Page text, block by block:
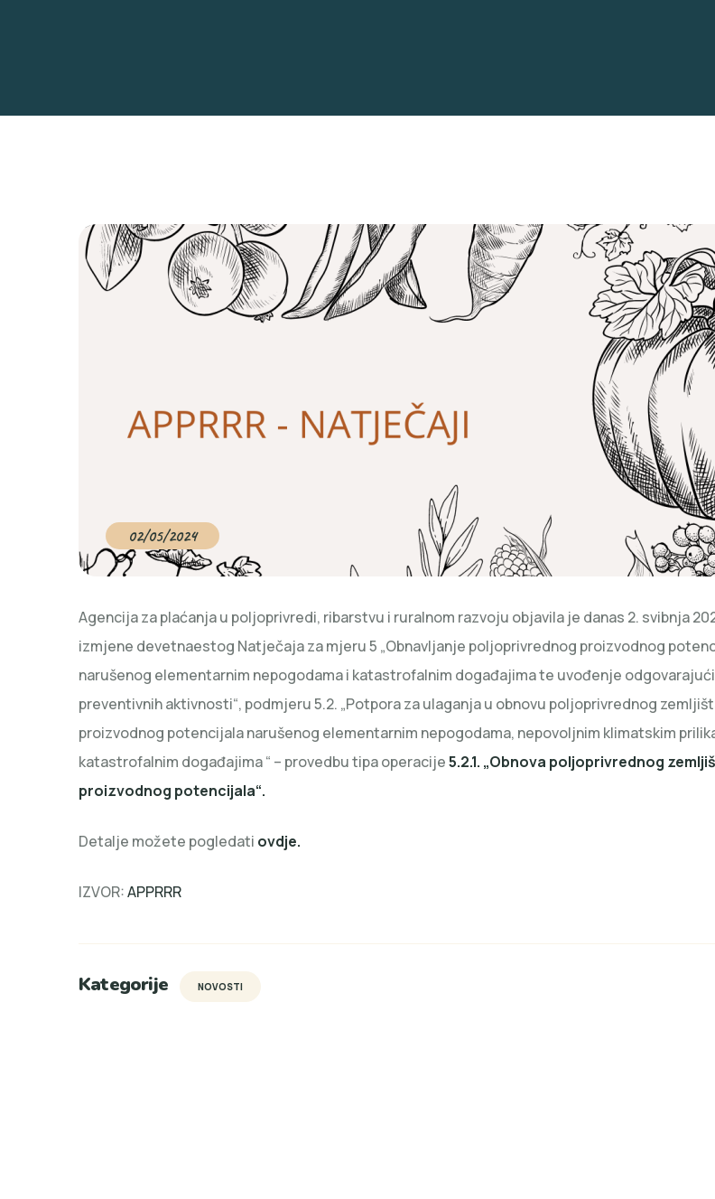
02/05/2024
Agencija za plaćanja u poljoprivredi, ribarstvu i ruralnom razvoju objavila je danas 2. svibnja
izmjene devetnaestog Natječaja za mjeru 5 „Obnavljanje poljoprivrednog proizvodnog
narušenog elementarnim nepogodama i katastrofalnim događajima te uvođenje
preventivnih aktivnosti“, podmjeru 5.2. „Potpora za ulaganja u obnovu poljoprivrednog
proizvodnog potencijala narušenog elementarnim nepogodama, nepovoljnim klimatskim
katastrofalnim događajima “ – provedbu tipa operacije5.2.1. „Obnova poljoprivrednog
proizvodnog potencijala“.
Detalje možete pogledati ovdje.
IZVOR:APPRRR
Kategorije NOVOSTI